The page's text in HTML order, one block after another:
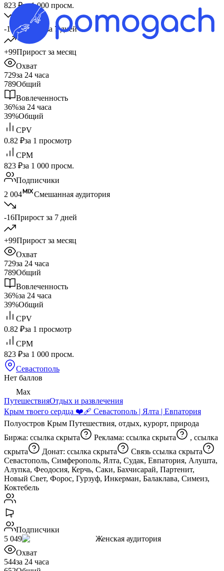
823 ₽за 1 000 просм.
-16Прирост за 7 дней
+99Прирост за месяц
Охват
729за 24 часа
789Общий
Вовлеченность
36%за 24 часа
39%Общий
CPV
0.82 ₽за 1 просмотр
CPM
823 ₽за 1 000 просм.
Подписчики
2 004
Смешанная аудитория
-16Прирост за 7 дней
+99Прирост за месяц
Охват
729за 24 часа
789Общий
Вовлеченность
36%за 24 часа
39%Общий
CPV
0.82 ₽за 1 просмотр
CPM
823 ₽за 1 000 просм.
Севастополь
Нет баллов
Max
ПутешествияОтдых и развлечения
Крым твоего сердца ❤️‍🩹 Севастополь | Ялта | Евпатория
Полуостров Крым Путешествия, отдых, курорт, природа
Биржа: ссылка скрыта Реклама: ссылка скрыта , ссылка
скрыта
Донат: ссылка скрыта Связь ссылка скрыта
Севастополь, Симферополь, Ялта, Судак, Евпатория, Алушта,
Алупка, Феодосия, Керчь, Саки, Бахчисарай, Партенит,
Новый Свет, Форос, Гурзуф, Инкерман, Балаклава, Симеиз,
Коктебель
Подписчики
5 049
Женская аудитория
Охват
544за 24 часа